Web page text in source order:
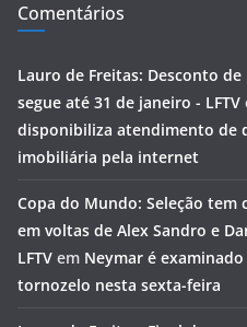
Comentários
Lauro de Freitas: Desconto
segue até 31 de janeiro - LFTV
disponibiliza atendimento de
imobiliária pela internet
Copa do Mundo: Seleção tem
em voltas de Alex Sandro e
LFTV em Neymar é
tornozelo nesta sexta-feira